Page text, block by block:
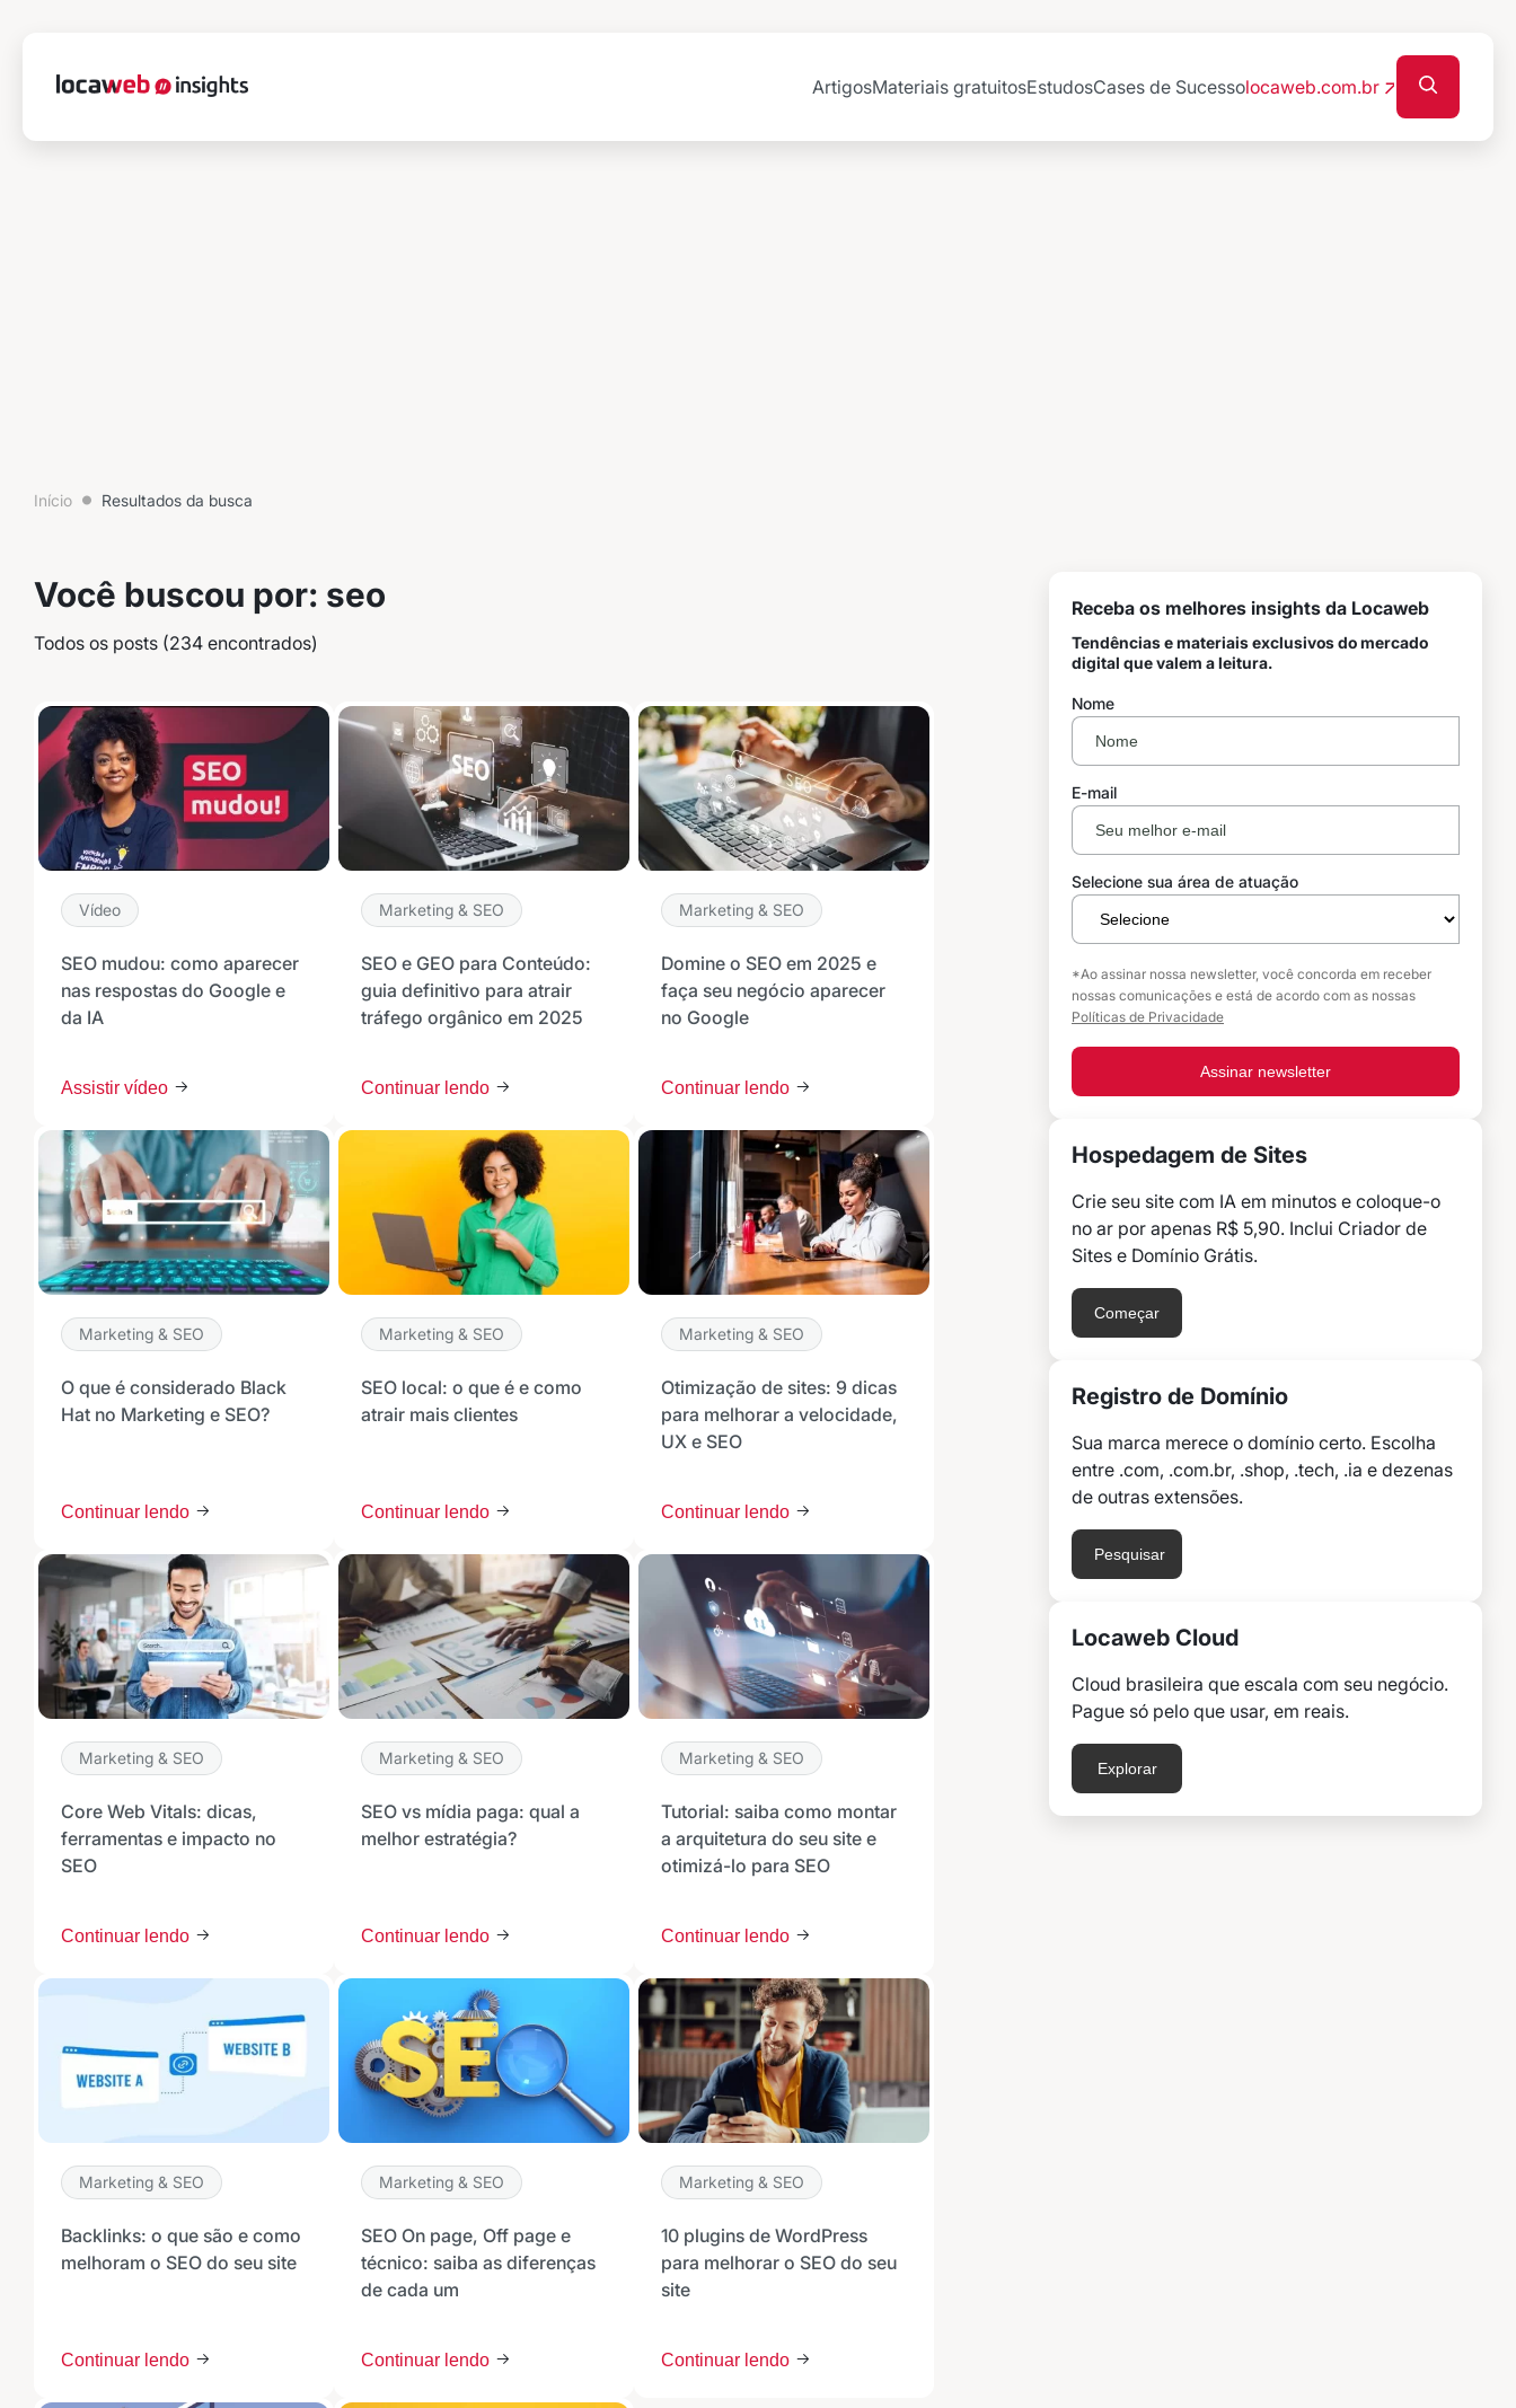
ArtigosMateriais gratuitosEstudosCases de Sucessolocaweb.com.br
Início Resultados da busca
Você buscou por: seo
Todos os posts (234 encontrados)
Vídeo
SEO mudou: como aparecer
nas respostas do Google e
da IA
Assistir vídeo
Marketing & SEO
SEO e GEO para Conteúdo:
guia definitivo para atrair
tráfego orgânico em 2025
Continuar lendo
Marketing & SEO
Domine o SEO em 2025 e
faça seu negócio aparecer
no Google
Continuar lendo
Marketing & SEO
O que é considerado Black
Hat no Marketing e SEO?
Continuar lendo
Marketing & SEO
SEO local: o que é e como
atrair mais clientes
Continuar lendo
Marketing & SEO
Otimização de sites: 9 dicas
para melhorar a velocidade,
UX e SEO
Continuar lendo
Marketing & SEO
Core Web Vitals: dicas,
ferramentas e impacto no
SEO
Continuar lendo
Marketing & SEO
SEO vs mídia paga: qual a
melhor estratégia?
Continuar lendo
Marketing & SEO
Tutorial: saiba como montar
a arquitetura do seu site e
otimizá-lo para SEO
Continuar lendo
Marketing & SEO
Backlinks: o que são e como
melhoram o SEO do seu site
Continuar lendo
Marketing & SEO
SEO On page, Off page e
técnico: saiba as diferenças
de cada um
Continuar lendo
Marketing & SEO
10 plugins de WordPress
para melhorar o SEO do seu
site
Continuar lendo
Receba os melhores insights da Locaweb
Tendências e materiais exclusivos do mercado
digital que valem a leitura.
Nome
E-mail
Selecione sua área de atuação
*Ao assinar nossa newsletter, você concorda em receber
nossas comunicações e está de acordo com as nossas
Políticas de Privacidade
Assinar newsletter
Hospedagem de Sites
Crie seu site com IA em minutos e coloque-o
no ar por apenas R$ 5,90. Inclui Criador de
Sites e Domínio Grátis.
Começar
Registro de Domínio
Sua marca merece o domínio certo. Escolha
entre .com, .com.br, .shop, .tech, .ia e dezenas
de outras extensões.
Pesquisar
Locaweb Cloud
Cloud brasileira que escala com seu negócio.
Pague só pelo que usar, em reais.
Explorar
Tendências e materiais exclusivos do mercado
digital que valem a leitura.
E-mail
Selecione sua área de atuação
de Privacidade
Assinar newsletter